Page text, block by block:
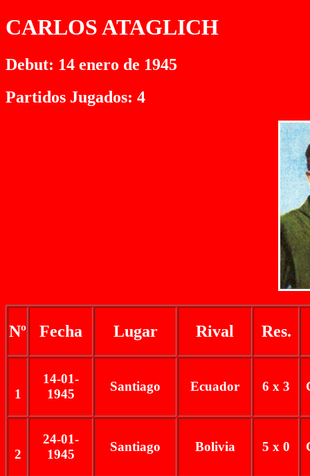
CARLOS ATAGLICH
Debut: 14 enero de 1945
Partidos Jugados: 4
Nº Fecha Lugar Rival Res.
1
14-01-
1945
Santiago Ecuador 6 x 3
2
24-01-
1945
Santiago Bolivia 5 x 0